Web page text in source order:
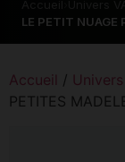
LE PETIT NUAGE
Accueil /
PETITES